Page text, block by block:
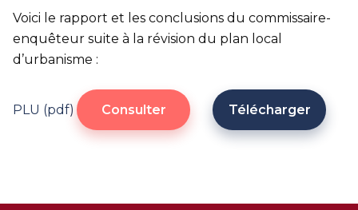
Voici le rapport et les conclusions du commissaire-
enquêteur suite à la révision du plan local
d’urbanisme :
PLU (pdf) Consulter Télécharger